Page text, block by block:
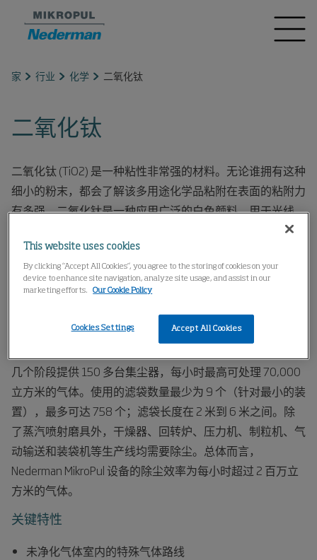
家 行业 化学 二氧化钛
二氧化钛
二氧化钛 (TiO2) 是一种粘性非常强的材料。无论谁拥有这种
细小的粉末，都会了解该多用途化学品粘附在表面的粘附力
有多强。二氧化钛是一种应用广泛的白色颜料，用于光线、
油漆、颜料、窗框、塑料部件、纺织纤维或化妆品都将二氧
化钛作为基本成分，以确保颜色亮度、光泽度或白度以及防
度。晶粒尺寸为 99% < 1µm。
几个阶段提供 150 多台集尘器，每小时最高可处理 70,000
立方米的气体。使用的滤袋数量最少为 9 个（针对最小的装
置），最多可达 758 个；滤袋长度在 2 米到 6 米之间。除
了蒸汽喷射磨具外，干燥器、回转炉、压力机、制粒机、气
动输送和装袋机等生产线均需要除尘。总体而言，
Nederman MikroPul 设备的除尘效率为每小时超过 2 百万立
方米的气体。
关键特性
未净化气体室内的特殊气体路线
This website uses cookies
By clicking “Accept All Cookies”, you agree to the storing of cookies on your
device to enhance site navigation, analyze site usage, and assist in our
marketing efforts.
Our Cookie Policy
Accept All Cookies
Cookies Settings